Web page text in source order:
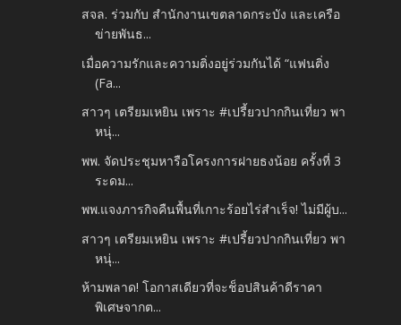
สจล. ร่วมกับ สำนักงานเขตลาดกระบัง และเครือ
ข่ายพันธ...
เมื่อความรักและความติ่งอยู่ร่วมกันได้ “แฟนติ่ง
(Fa...
สาวๆ เตรียมเหยิน เพราะ #เปรี้ยวปากกินเที่ยว พา
หนุ่...
พพ. จัดประชุมหารือโครงการฝายธงน้อย ครั้งที่ 3
ระดม...
พพ.แจงภารกิจคืนพื้นที่เกาะร้อยไร่สำเร็จ! ไม่มีผู้บ...
สาวๆ เตรียมเหยิน เพราะ #เปรี้ยวปากกินเที่ยว พา
หนุ่...
ห้ามพลาด! โอกาสเดียวที่จะช็อปสินค้าดีราคา
พิเศษจากต...